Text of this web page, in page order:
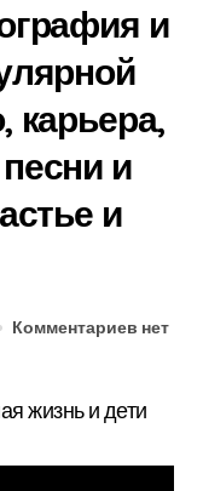
и
карьера,
и
и
Комментариев нет